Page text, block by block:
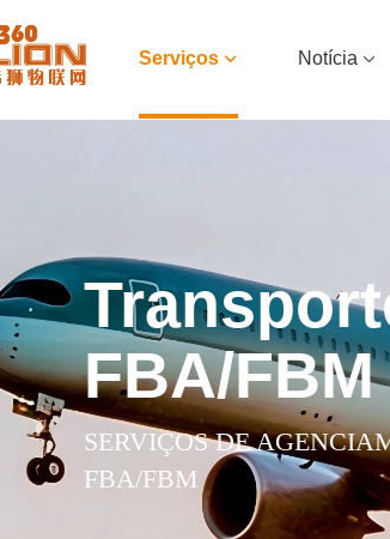
Serviços Notícia
FBA/FBM
SERVIÇOS DE
FBA/FBM